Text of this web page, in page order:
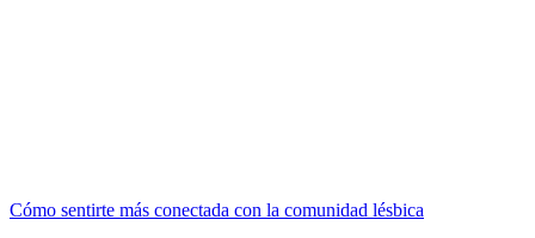
Cómo sentirte más conectada con la comunidad lésbica